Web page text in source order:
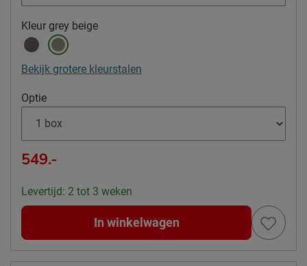
Kleur grey beige
Bekijk grotere kleurstalen
Optie
549.-
Levertijd: 2 tot 3 weken
In winkelwagen